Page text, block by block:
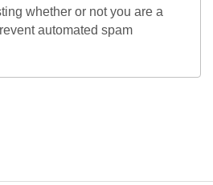
whether or not you are a
automated spam